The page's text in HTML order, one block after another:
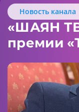
Новость канала
«ШАЯН
премии